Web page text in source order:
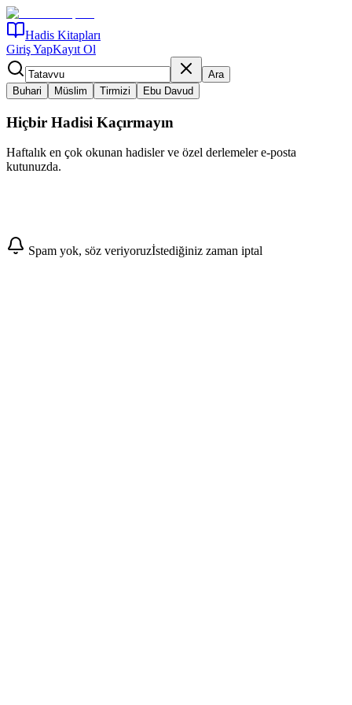
Hadis Kitapları
Giriş YapKayıt Ol
Ara
Buhari
Müslim Tirmizi Ebu Davud
Hiçbir Hadisi Kaçırmayın
Haftalık en çok okunan hadisler ve özel derlemeler e-posta
kutunuzda.
Abone Ol
Spam yok, söz veriyoruzİstediğiniz zaman iptal